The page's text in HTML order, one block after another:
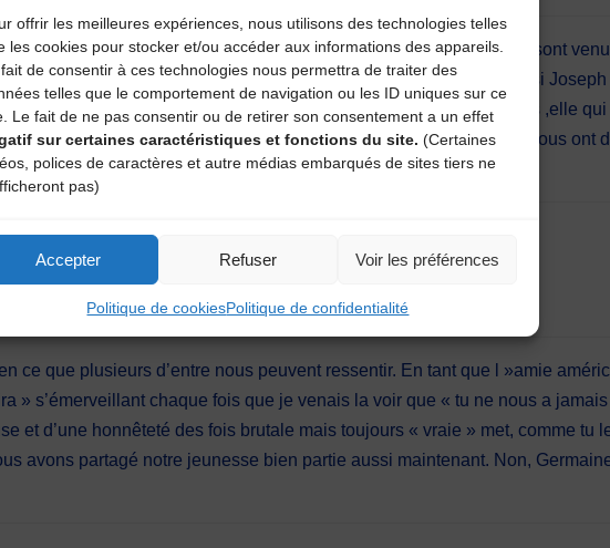
offrir les meilleures expériences, nous utilisons des technologies telles
les cookies pour stocker et/ou accéder aux informations des appareils.
de consentir à ces technologies nous permettra de traiter des
telles que le comportement de navigation ou les ID uniques sur ce
Le fait de ne pas consentir ou de retirer son consentement a un effet
sur certaines caractéristiques et fonctions du site. (Certaines
polices de caractères et autre médias embarqués de sites tiers ne
pas)
Accepter Refuser Voir les préférences
Politique de cookiesPolitique de confidentialité
, à sa gentillesse et à son sens de l’accueil que tant de musiciens sont
faisait tout pour que chacun se sente le bienvenu chez eux….ainsi
, pouvant discuter , échanger avec des gens de tous horizons ,elle
,ils étaient comme des grands parents d’adoption et ils nous ont
à eux deux …..merci Germaine et adieu.
ce que plusieurs d’entre nous peuvent ressentir. En tant que l »amie
» s’émerveillant chaque fois que je venais la voir que « tu ne nous a
et d’une honnêteté des fois brutale mais toujours « vraie » met, comme tu
avons partagé notre jeunesse bien partie aussi maintenant. Non,